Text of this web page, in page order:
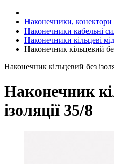
Наконечники, конектори
Наконечники кабельні
Наконечники кільцеві
Наконечник кільцевий
Наконечник кільцевий без
Наконечник
ізоляції 35/8